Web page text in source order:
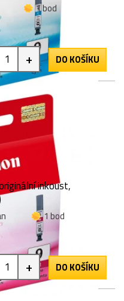
1 bod
+ DO KOŠÍKU
inkoust,
1 bod
+ DO KOŠÍKU